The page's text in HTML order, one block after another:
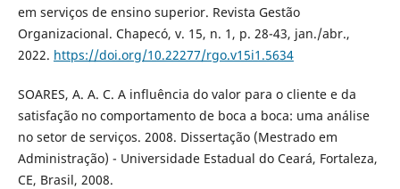
em serviços de ensino superior. Revista Gestão
Organizacional. Chapecó, v. 15, n. 1, p. 28-43, jan./abr.,
2022. https://doi.org/10.22277/rgo.v15i1.5634
SOARES, A. A. C. A influência do valor para o cliente e da
satisfação no comportamento de boca a boca: uma análise
no setor de serviços. 2008. Dissertação (Mestrado em
Administração) - Universidade Estadual do Ceará, Fortaleza,
CE, Brasil, 2008.